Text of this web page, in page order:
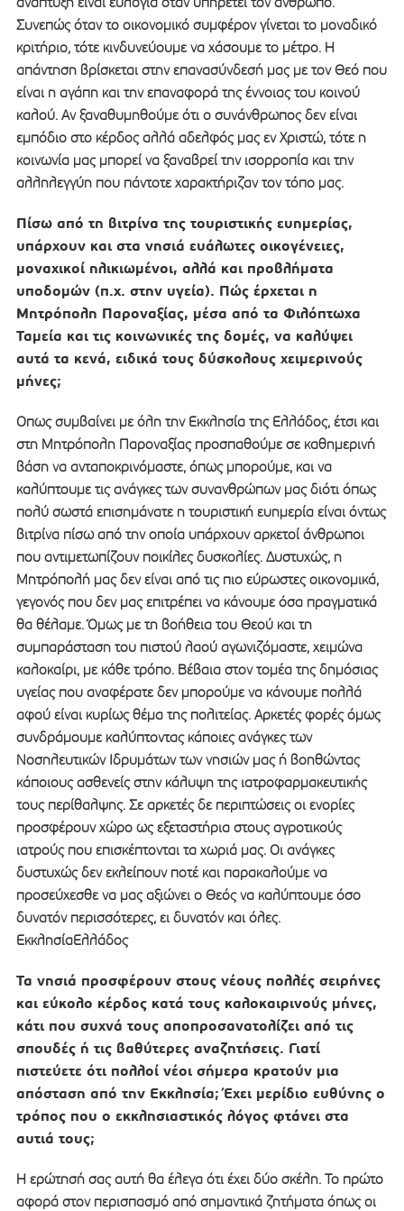
Συνεπώς όταν το οικονομικό συμφέρον γίνεται το μοναδικό
κριτήριο, τότε κινδυνεύουμε να χάσουμε το μέτρο. Η
απάντηση βρίσκεται στην επανασύνδεσή μας με τον Θεό που
είναι η αγάπη και την επαναφορά της έννοιας του κοινού
καλού. Αν ξαναθυμηθούμε ότι ο συνάνθρωπος δεν είναι
εμπόδιο στο κέρδος αλλά αδελφός μας εν Χριστώ, τότε η
κοινωνία μας μπορεί να ξαναβρεί την ισορροπία και την
αλληλεγγύη που πάντοτε χαρακτήριζαν τον τόπο μας.
Πίσω από τη βιτρίνα της τουριστικής ευημερίας,
υπάρχουν και στα νησιά ευάλωτες οικογένειες,
μοναχικοί ηλικιωμένοι, αλλά και προβλήματα
υποδομών (π.χ. στην υγεία). Πώς έρχεται η
Μητρόπολη Παροναξίας, μέσα από τα Φιλόπτωχα
Ταμεία και τις κοινωνικές της δομές, να καλύψει
αυτά τα κενά, ειδικά τους δύσκολους χειμερινούς
μήνες;
Οπως συμβαίνει με όλη την Εκκλησία της Ελλάδος, έτσι και
στη Μητρόπολη Παροναξίας προσπαθούμε σε καθημερινή
βάση να ανταποκρινόμαστε, όπως μπορούμε, και να
καλύπτουμε τις ανάγκες των συνανθρώπων μας διότι όπως
πολύ σωστά επισημάνατε η τουριστική ευημερία είναι όντως
βιτρίνα πίσω από την οποία υπάρχουν αρκετοί άνθρωποι
που αντιμετωπίζουν ποικίλες δυσκολίες. Δυστυχώς, η
Μητρόπολή μας δεν είναι από τις πιο εύρωστες οικονομικά,
γεγονός που δεν μας επιτρέπει να κάνουμε όσα πραγματικά
θα θέλαμε. Όμως με τη βοήθεια του Θεού και τη
συμπαράσταση του πιστού λαού αγωνιζόμαστε, χειμώνα
καλοκαίρι, με κάθε τρόπο. Βέβαια στον τομέα της δημόσιας
υγείας που αναφέρατε δεν μπορούμε να κάνουμε πολλά
αφού είναι κυρίως θέμα της πολιτείας. Αρκετές φορές όμως
συνδράμουμε καλύπτοντας κάποιες ανάγκες των
Νοσηλευτικών Ιδρυμάτων των νησιών μας ή βοηθώντας
κάποιους ασθενείς στην κάλυψη της ιατροφαρμακευτικής
τους περίθαλψης. Σε αρκετές δε περιπτώσεις οι ενορίες
προσφέρουν χώρο ως εξεταστήρια στους αγροτικούς
ιατρούς που επισκέπτονται τα χωριά μας. Οι ανάγκες
δυστυχώς δεν εκλείπουν ποτέ και παρακαλούμε να
προσεύχεσθε να μας αξιώνει ο Θεός να καλύπτουμε όσο
δυνατόν περισσότερες, ει δυνατόν και όλες.
ΕκκλησίαΕλλάδος
Τα νησιά προσφέρουν στους νέους πολλές σειρήνες
και εύκολο κέρδος κατά τους καλοκαιρινούς μήνες,
κάτι που συχνά τους αποπροσανατολίζει από τις
σπουδές ή τις βαθύτερες αναζητήσεις. Γιατί
πιστεύετε ότι πολλοί νέοι σήμερα κρατούν μια
απόσταση από την Εκκλησία; Έχει μερίδιο ευθύνης ο
τρόπος που ο εκκλησιαστικός λόγος φτάνει στα
αυτιά τους;
Η ερώτησή σας αυτή θα έλεγα ότι έχει δύο σκέλη. Το πρώτο
αφορά στον περισπασμό από σημαντικά ζητήματα όπως οι